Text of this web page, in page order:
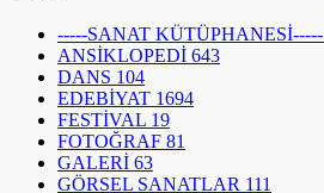
-----SANAT KÜTÜPHANESİ-----
ANSİKLOPEDİ 643
DANS 104
EDEBİYAT 1694
FESTİVAL 19
FOTOĞRAF 81
GALERİ 63
GÖRSEL SANATLAR 111